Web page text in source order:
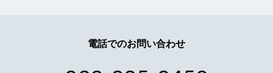
護法23条に定める以下の場合を除き第三者に開示
（イ）法令に基づく場合
電話でのお問い合わせ